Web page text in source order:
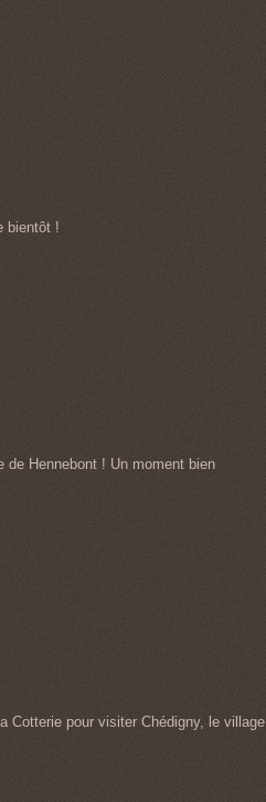
bientôt !
de Hennebont ! Un moment bien
Cotterie pour visiter Chédigny, le village